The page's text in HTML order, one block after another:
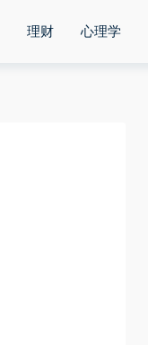
理财 心理学